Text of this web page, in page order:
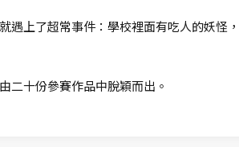
遇上了超常事件：學校裡面有吃人的妖
二十份參賽作品中脫穎而出。